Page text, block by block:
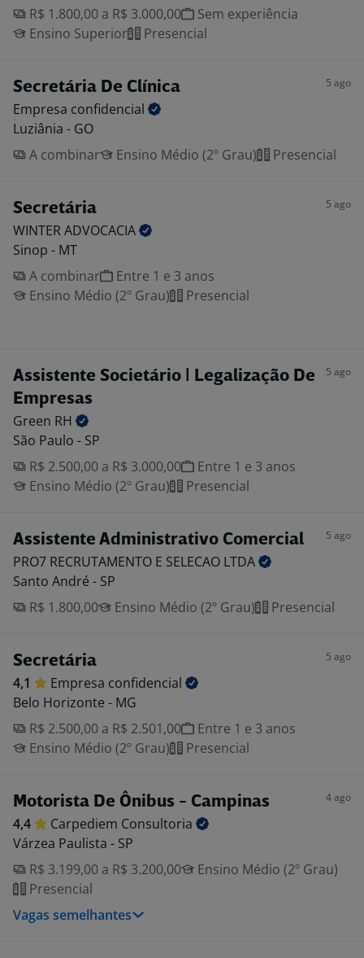
R$ 1.800,00 a R$ 3.000,00
Sem experiência
Ensino Superior
Presencial
Secretária De Clínica 5 ago
Empresa confidencial
Luziânia - GO
A combinar
Ensino Médio (2º Grau) Presencial
Secretária 5 ago
WINTERADVOCACIA
Sinop - MT
A combinar
Entre 1 e 3 anos
Ensino Médio (2º Grau)
Presencial
Assistente Societário | Legalização De
Empresas
5 ago
Green RH
São Paulo - SP
R$ 2.500,00 a R$ 3.000,00
Entre 1 e 3 anos
Ensino Médio (2º Grau)
Presencial
Assistente Administrativo Comercial 5 ago
PRO7 RECRUTAMENTO E SELECAO LTDA
Santo André - SP
R$ 1.800,00
Ensino Médio (2º Grau) Presencial
Secretária 5 ago
4,1 Empresa confidencial
Belo Horizonte - MG
R$ 2.500,00 a R$ 2.501,00
Entre 1 e 3 anos
Ensino Médio (2º Grau)
Presencial
Motorista De Ônibus - Campinas 4 ago
4,4 Carpediem Consultoria
Várzea Paulista - SP
R$ 3.199,00 a R$ 3.200,00
Ensino Médio (2º Grau)
Presencial
Vagas semelhantes